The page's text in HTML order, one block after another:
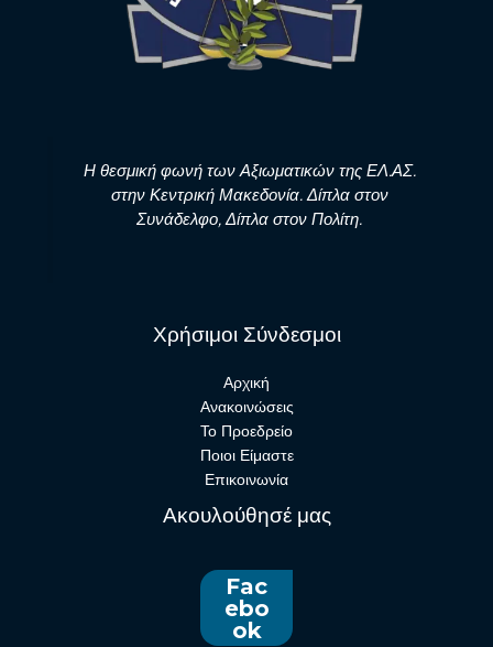
Η θεσμική φωνή των Αξιωματικών της ΕΛ.ΑΣ.
στην Κεντρική Μακεδονία. Δίπλα στον
Συνάδελφο, Δίπλα στον Πολίτη.
Χρήσιμοι Σύνδεσμοι
Αρχική
Ανακοινώσεις
Το Προεδρείο
Ποιοι Είμαστε
Επικοινωνία
Ακουλούθησέ μας
Fac
ebo
ok